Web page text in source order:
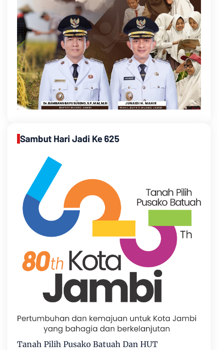
Sambut Hari Jadi Ke 625
Tanah Pilih Pusako Batuah Dan HUT